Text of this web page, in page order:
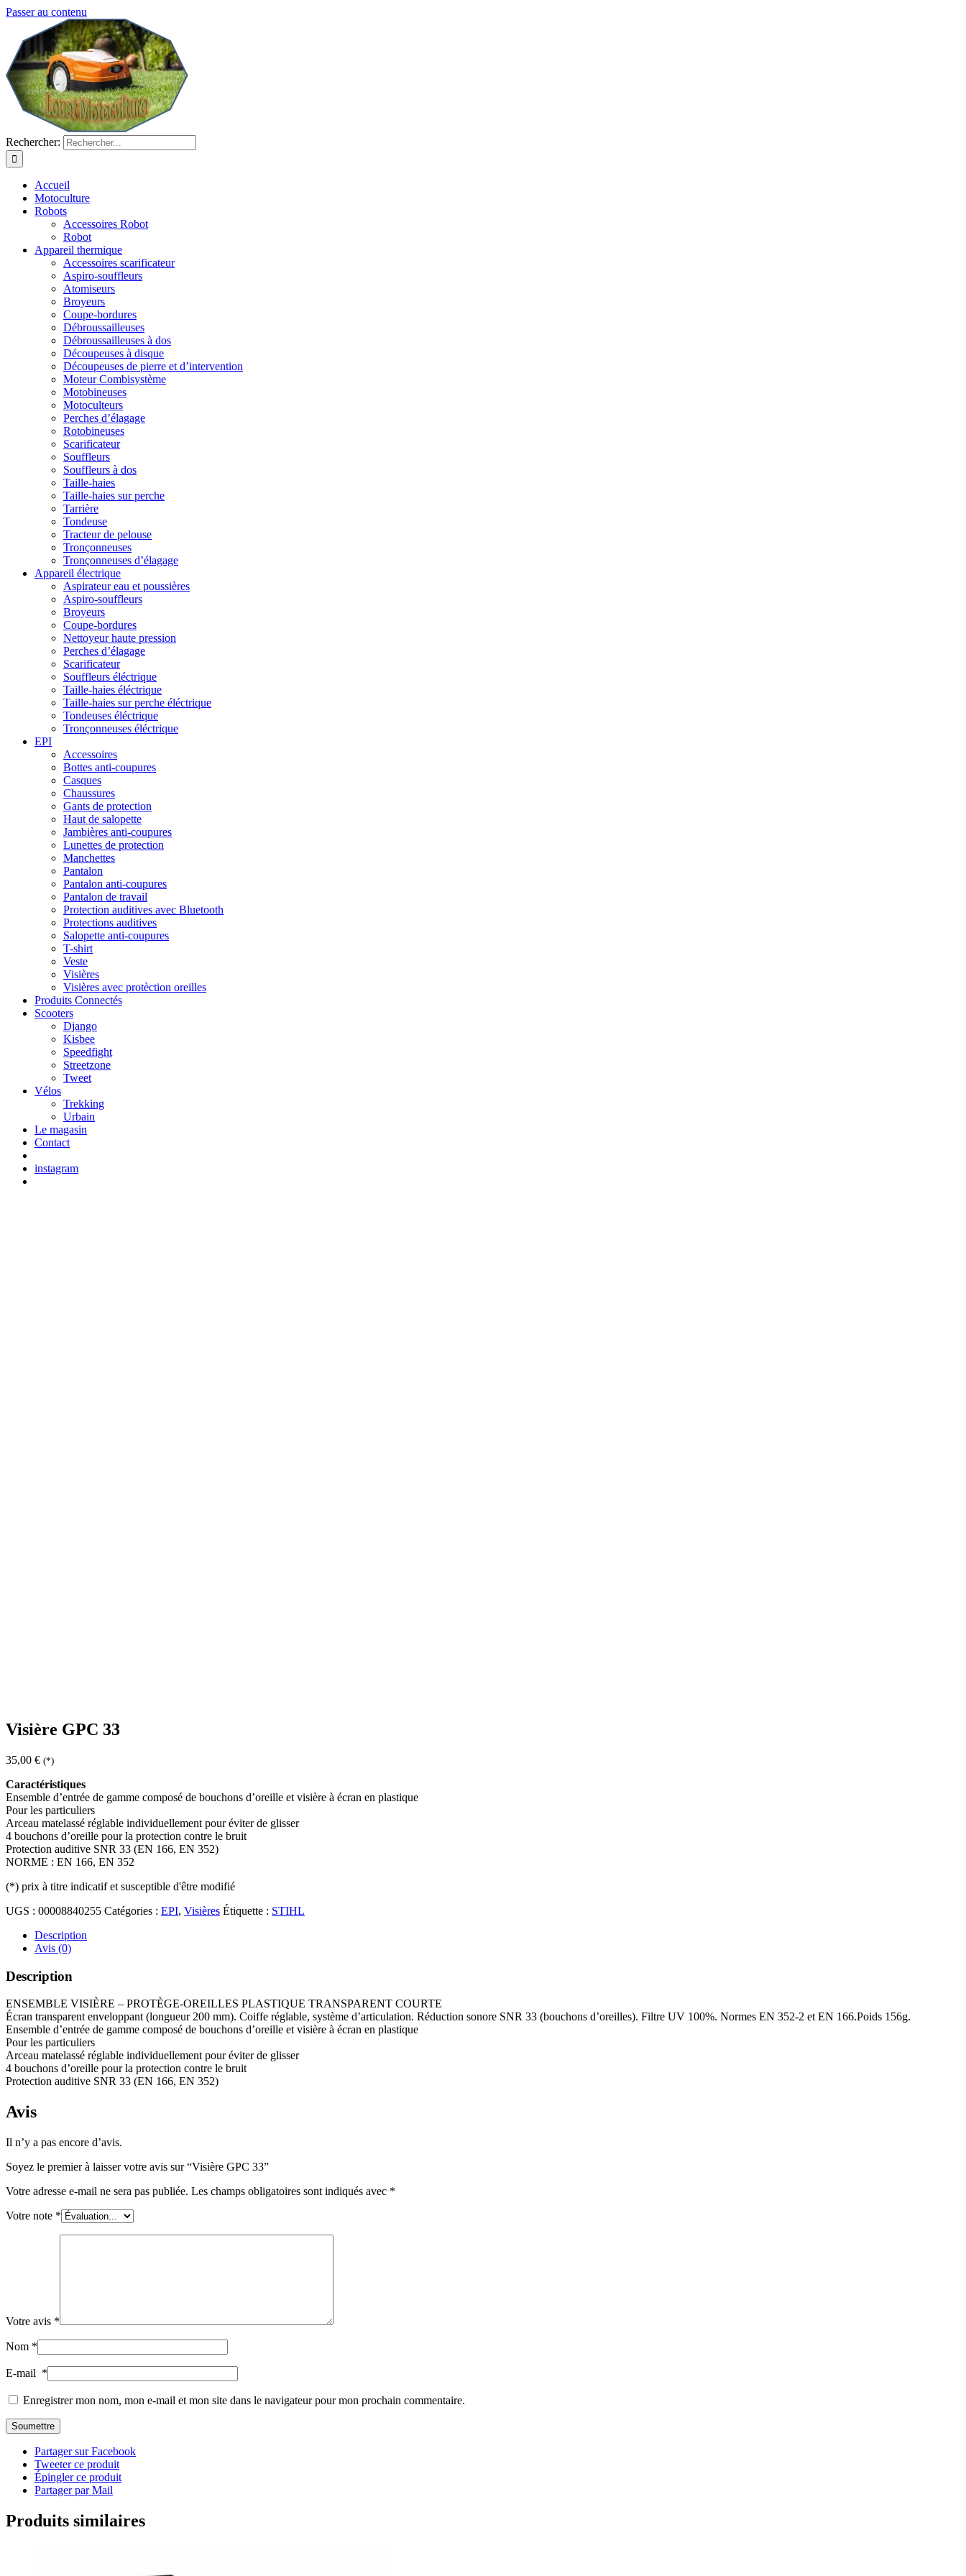
Passer au contenu
Rechercher:
Accueil
Motoculture
Robots
Accessoires Robot
Robot
Appareil thermique
Accessoires scarificateur
Aspiro-souffleurs
Atomiseurs
Broyeurs
Coupe-bordures
Débroussailleuses
Débroussailleuses à dos
Découpeuses à disque
Découpeuses de pierre et d’intervention
Moteur Combisystème
Motobineuses
Motoculteurs
Perches d’élagage
Rotobineuses
Scarificateur
Souffleurs
Souffleurs à dos
Taille-haies
Taille-haies sur perche
Tarrière
Tondeuse
Tracteur de pelouse
Tronçonneuses
Tronçonneuses d’élagage
Appareil électrique
Aspirateur eau et poussières
Aspiro-souffleurs
Broyeurs
Coupe-bordures
Nettoyeur haute pression
Perches d’élagage
Scarificateur
Souffleurs éléctrique
Taille-haies éléctrique
Taille-haies sur perche éléctrique
Tondeuses éléctrique
Tronçonneuses éléctrique
EPI
Accessoires
Bottes anti-coupures
Casques
Chaussures
Gants de protection
Haut de salopette
Jambières anti-coupures
Lunettes de protection
Manchettes
Pantalon
Pantalon anti-coupures
Pantalon de travail
Protection auditives avec Bluetooth
Protections auditives
Salopette anti-coupures
T-shirt
Veste
Visières
Visières avec protèction oreilles
Produits Connectés
Scooters
Django
Kisbee
Speedfight
Streetzone
Tweet
Vélos
Trekking
Urbain
Le magasin
Contact
instagram
Visière GPC 33
35,00 € (*)
Caractéristiques
Ensemble d’entrée de gamme composé de bouchons d’oreille et visière à écran en plastique
Pour les particuliers
Arceau matelassé réglable individuellement pour éviter de glisser
4 bouchons d’oreille pour la protection contre le bruit
Protection auditive SNR 33 (EN 166, EN 352)
NORME : EN 166, EN 352
(*) prix à titre indicatif et susceptible d'être modifié
UGS : 00008840255 Catégories : EPI, Visières Étiquette : STIHL
Description
Avis (0)
Description
ENSEMBLE VISIÈRE – PROTÈGE-OREILLES PLASTIQUE TRANSPARENT COURTE
Écran transparent enveloppant (longueur 200 mm). Coiffe réglable, système d’articulation. Réduction sonore SNR 33 (bouchons d’oreilles). Filtre UV 100%. Normes EN 352-2 et EN 166.Poids 156g.
Ensemble d’entrée de gamme composé de bouchons d’oreille et visière à écran en plastique
Pour les particuliers
Arceau matelassé réglable individuellement pour éviter de glisser
4 bouchons d’oreille pour la protection contre le bruit
Protection auditive SNR 33 (EN 166, EN 352)
Avis
Il n’y a pas encore d’avis.
Soyez le premier à laisser votre avis sur “Visière GPC 33”
Votre adresse e-mail ne sera pas publiée. Les champs obligatoires sont indiqués avec *
Votre note *
Votre avis *
Nom *
E-mail *
Enregistrer mon nom, mon e-mail et mon site dans le navigateur pour mon prochain commentaire.
Partager sur Facebook
Tweeter ce produit
Épingler ce produit
Partager par Mail
Produits similaires